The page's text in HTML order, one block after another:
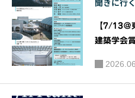
家）｜JIA
関東甲信
越支部 JI
Aトーク
実行委員
会
聞きに行
【7/13＠
建築学会
学会